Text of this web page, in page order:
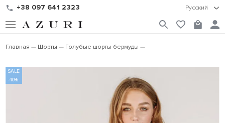
+38 097 641 2323 Русский
Главная Шорты Голубые шорты бермуды